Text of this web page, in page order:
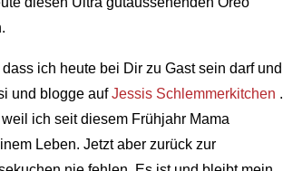
ich heute bei Dir zu Gast sein darf und
und blogge aufJessis Schlemmerkitchen .
ich seit diesem Frühjahr Mama
Leben. Jetzt aber zurück zur